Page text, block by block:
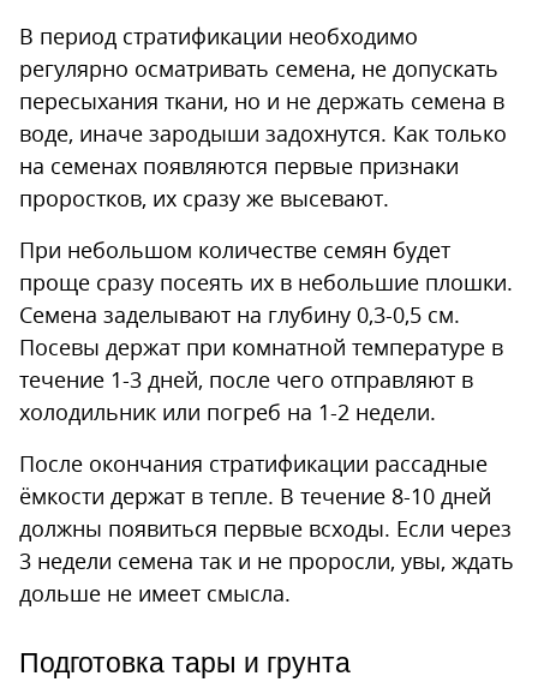
В период стратификации необходимо
регулярно осматривать семена, не допускать
пересыхания ткани, но и не держать семена в
воде, иначе зародыши задохнутся. Как только
на семенах появляются первые признаки
проростков, их сразу же высевают.
При небольшом количестве семян будет
проще сразу посеять их в небольшие плошки.
Семена заделывают на глубину 0,3-0,5 см.
Посевы держат при комнатной температуре в
течение 1-3 дней, после чего отправляют в
холодильник или погреб на 1-2 недели.
После окончания стратификации рассадные
ёмкости держат в тепле. В течение 8-10 дней
должны появиться первые всходы. Если через
3 недели семена так и не проросли, увы, ждать
дольше не имеет смысла.
Подготовка тары и грунта